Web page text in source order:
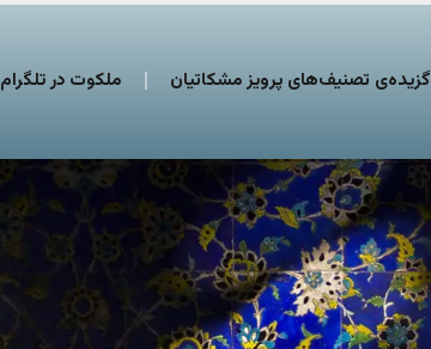
گزیده‌ی تصنیف‌های پرویز مشکاتیان ملکوت در تلگرام